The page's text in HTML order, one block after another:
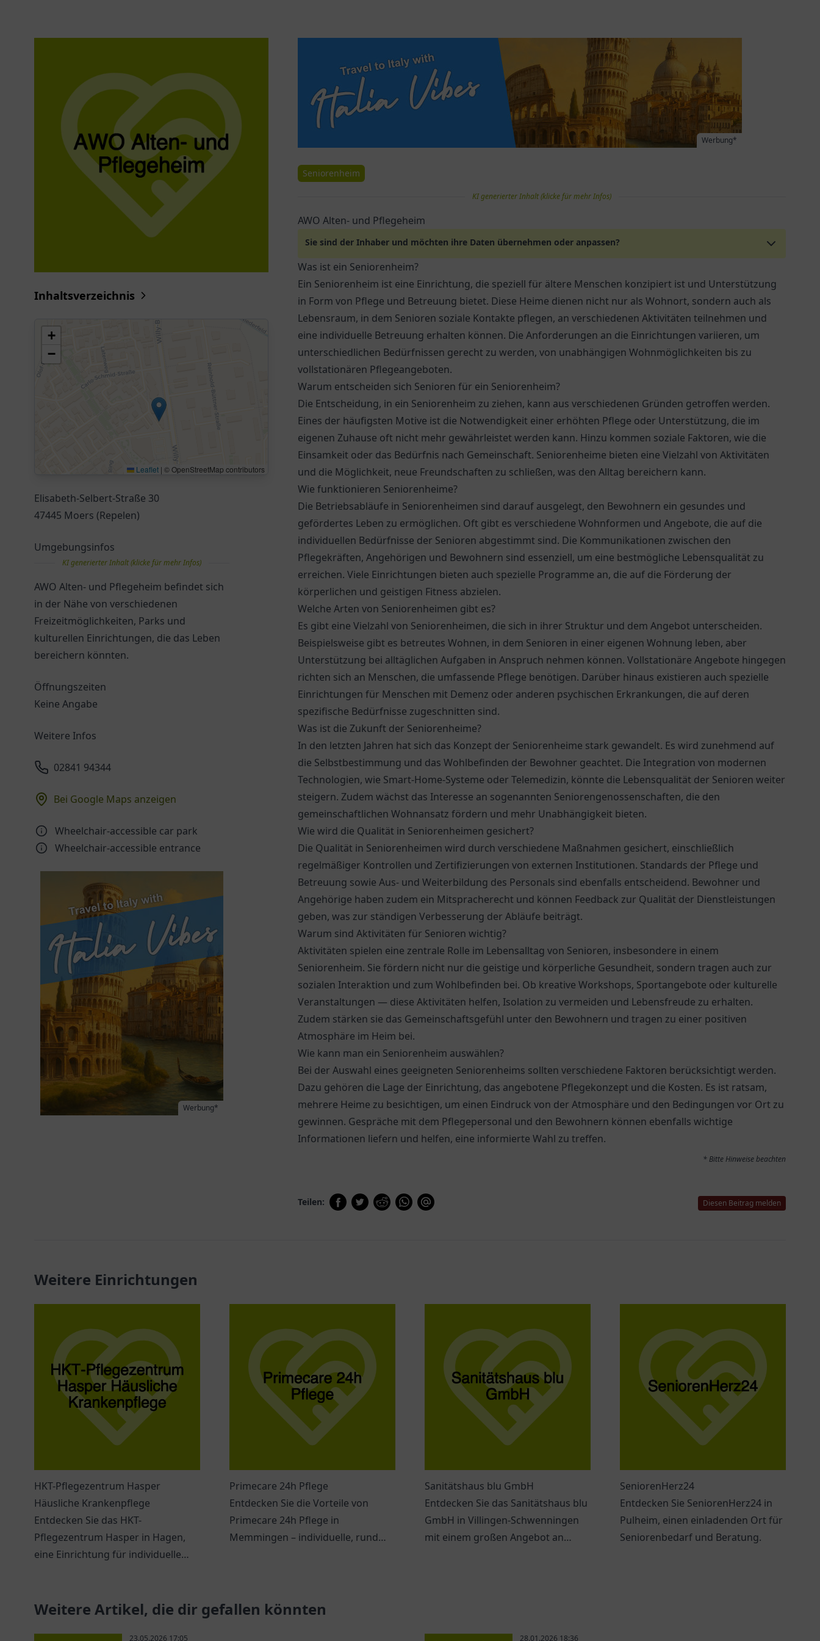
Inhaltsverzeichnis
+
−
Leaflet | © OpenStreetMap contributors
Elisabeth-Selbert-Straße 30
47445 Moers (Repelen)
Umgebungsinfos
KI generierter Inhalt (klicke für mehr Infos)
AWO Alten- und Pflegeheim befindet sich
in der Nähe von verschiedenen
Freizeitmöglichkeiten, Parks und
kulturellen Einrichtungen, die das Leben
bereichern könnten.
Öffnungszeiten
Keine Angabe
Weitere Infos
02841 94344
Bei Google Maps anzeigen
Wheelchair-accessible car park
Wheelchair-accessible entrance
Werbung*
Werbung*
Seniorenheim
KI generierter Inhalt (klicke für mehr Infos)
AWO Alten- und Pflegeheim
Sie sind der Inhaber und möchten ihre Daten übernehmen oder anpassen?
Was ist ein Seniorenheim?
Ein Seniorenheim ist eine Einrichtung, die speziell für ältere Menschen konzipiert ist und Unterstützung
in Form von Pflege und Betreuung bietet. Diese Heime dienen nicht nur als Wohnort, sondern auch als
Lebensraum, in dem Senioren soziale Kontakte pflegen, an verschiedenen Aktivitäten teilnehmen und
eine individuelle Betreuung erhalten können. Die Anforderungen an die Einrichtungen variieren, um
unterschiedlichen Bedürfnissen gerecht zu werden, von unabhängigen Wohnmöglichkeiten bis zu
vollstationären Pflegeangeboten.
Warum entscheiden sich Senioren für ein Seniorenheim?
Die Entscheidung, in ein Seniorenheim zu ziehen, kann aus verschiedenen Gründen getroffen werden.
Eines der häufigsten Motive ist die Notwendigkeit einer erhöhten Pflege oder Unterstützung, die im
eigenen Zuhause oft nicht mehr gewährleistet werden kann. Hinzu kommen soziale Faktoren, wie die
Einsamkeit oder das Bedürfnis nach Gemeinschaft. Seniorenheime bieten eine Vielzahl von Aktivitäten
und die Möglichkeit, neue Freundschaften zu schließen, was den Alltag bereichern kann.
Wie funktionieren Seniorenheime?
Die Betriebsabläufe in Seniorenheimen sind darauf ausgelegt, den Bewohnern ein gesundes und
gefördertes Leben zu ermöglichen. Oft gibt es verschiedene Wohnformen und Angebote, die auf die
individuellen Bedürfnisse der Senioren abgestimmt sind. Die Kommunikationen zwischen den
Pflegekräften, Angehörigen und Bewohnern sind essenziell, um eine bestmögliche Lebensqualität zu
erreichen. Viele Einrichtungen bieten auch spezielle Programme an, die auf die Förderung der
körperlichen und geistigen Fitness abzielen.
Welche Arten von Seniorenheimen gibt es?
Es gibt eine Vielzahl von Seniorenheimen, die sich in ihrer Struktur und dem Angebot unterscheiden.
Beispielsweise gibt es betreutes Wohnen, in dem Senioren in einer eigenen Wohnung leben, aber
Unterstützung bei alltäglichen Aufgaben in Anspruch nehmen können. Vollstationäre Angebote hingegen
richten sich an Menschen, die umfassende Pflege benötigen. Darüber hinaus existieren auch spezielle
Einrichtungen für Menschen mit Demenz oder anderen psychischen Erkrankungen, die auf deren
spezifische Bedürfnisse zugeschnitten sind.
Was ist die Zukunft der Seniorenheime?
In den letzten Jahren hat sich das Konzept der Seniorenheime stark gewandelt. Es wird zunehmend auf
die Selbstbestimmung und das Wohlbefinden der Bewohner geachtet. Die Integration von modernen
Technologien, wie Smart-Home-Systeme oder Telemedizin, könnte die Lebensqualität der Senioren weiter
steigern. Zudem wächst das Interesse an sogenannten Seniorengenossenschaften, die den
gemeinschaftlichen Wohnansatz fördern und mehr Unabhängigkeit bieten.
Wie wird die Qualität in Seniorenheimen gesichert?
Die Qualität in Seniorenheimen wird durch verschiedene Maßnahmen gesichert, einschließlich
regelmäßiger Kontrollen und Zertifizierungen von externen Institutionen. Standards der Pflege und
Betreuung sowie Aus- und Weiterbildung des Personals sind ebenfalls entscheidend. Bewohner und
Angehörige haben zudem ein Mitspracherecht und können Feedback zur Qualität der Dienstleistungen
geben, was zur ständigen Verbesserung der Abläufe beiträgt.
Warum sind Aktivitäten für Senioren wichtig?
Aktivitäten spielen eine zentrale Rolle im Lebensalltag von Senioren, insbesondere in einem
Seniorenheim. Sie fördern nicht nur die geistige und körperliche Gesundheit, sondern tragen auch zur
sozialen Interaktion und zum Wohlbefinden bei. Ob kreative Workshops, Sportangebote oder kulturelle
Veranstaltungen — diese Aktivitäten helfen, Isolation zu vermeiden und Lebensfreude zu erhalten.
Zudem stärken sie das Gemeinschaftsgefühl unter den Bewohnern und tragen zu einer positiven
Atmosphäre im Heim bei.
Wie kann man ein Seniorenheim auswählen?
Bei der Auswahl eines geeigneten Seniorenheims sollten verschiedene Faktoren berücksichtigt werden.
Dazu gehören die Lage der Einrichtung, das angebotene Pflegekonzept und die Kosten. Es ist ratsam,
mehrere Heime zu besichtigen, um einen Eindruck von der Atmosphäre und den Bedingungen vor Ort zu
gewinnen. Gespräche mit dem Pflegepersonal und den Bewohnern können ebenfalls wichtige
Informationen liefern und helfen, eine informierte Wahl zu treffen.
* Bitte Hinweise beachten
Teilen: Diesen Beitrag melden
Weitere Einrichtungen
HKT-Pflegezentrum Hasper
Häusliche Krankenpflege
Entdecken Sie das HKT-
Pflegezentrum Hasper in Hagen,
eine Einrichtung für individuelle
Primecare 24h Pflege
Entdecken Sie die Vorteile von
Primecare 24h Pflege in
Memmingen – individuelle, rund
Sanitätshaus blu GmbH
Entdecken Sie das Sanitätshaus blu
GmbH in Villingen-Schwenningen
mit einem großen Angebot an
SeniorenHerz24
Entdecken Sie SeniorenHerz24 in
Pulheim, einen einladenden Ort für
Seniorenbedarf und Beratung.
Weitere Artikel, die dir gefallen könnten
23.05.2026 17:05 28.01.2026 18:36